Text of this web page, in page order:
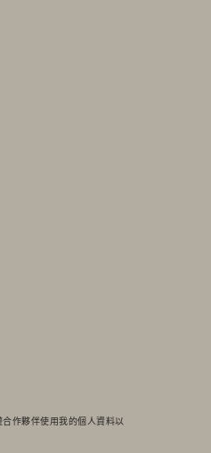
作夥伴使用我的個人資料以